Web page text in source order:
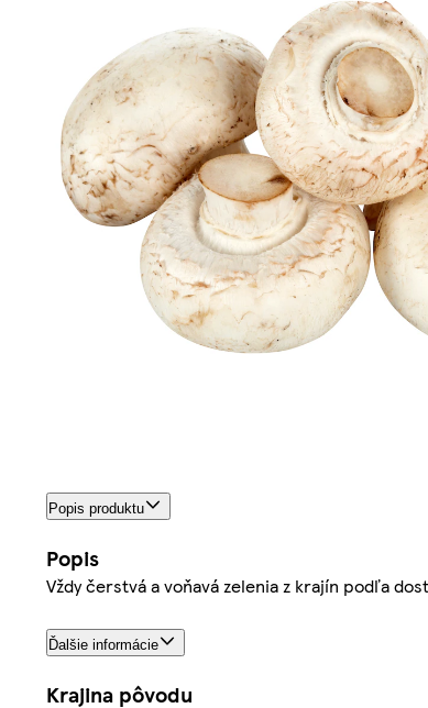
Popis produktu
Popis
Vždy čerstvá a voňavá zelenia z krajín podľa
Ďalšie informácie
Krajina pôvodu